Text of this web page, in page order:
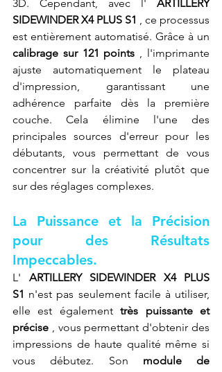
3D. Cependant, avec l' ARTILLERY
SIDEWINDER X4 PLUS S1
, ce processus
calibrage sur 121 points , l'imprimante
ajuste automatiquement le plateau
d'impression, garantissant une
adhérence parfaite dès la première
couche. Cela élimine l'une des
principales sources d'erreur pour les
débutants, vous permettant de vous
concentrer sur la créativité plutôt que
sur des réglages complexes.
La Puissance et la Précision
pour des Résultats
Impeccables.
L' ARTILLERY SIDEWINDER X4 PLUS
S1 n'est pas seulement facile à utiliser,
elle est également très puissante et
précise , vous permettant d'obtenir des
impressions de haute qualité même si
vous débutez. Son module de